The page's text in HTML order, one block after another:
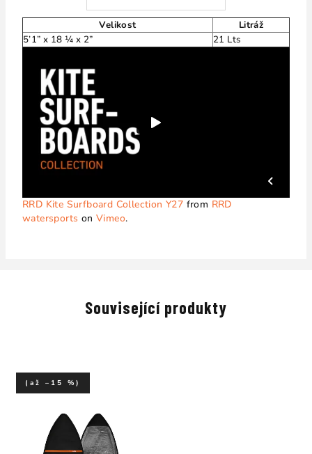
Velikost
Litráž
5’1” x 18 ¼ x 2”
21 Lts
RRD Kite Surfboard Collection Y27 from RRD
watersports onVimeo.
Související produkty
(až –15 %)